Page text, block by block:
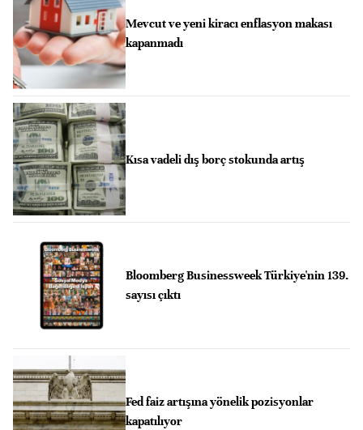
Mevcut ve yeni kiracı enflasyon makası
kapanmadı
Kısa vadeli dış borç stokunda artış
Bloomberg Businessweek Türkiye'nin 139.
sayısı çıktı
Fed faiz artışına yönelik pozisyonlar
kapatılıyor